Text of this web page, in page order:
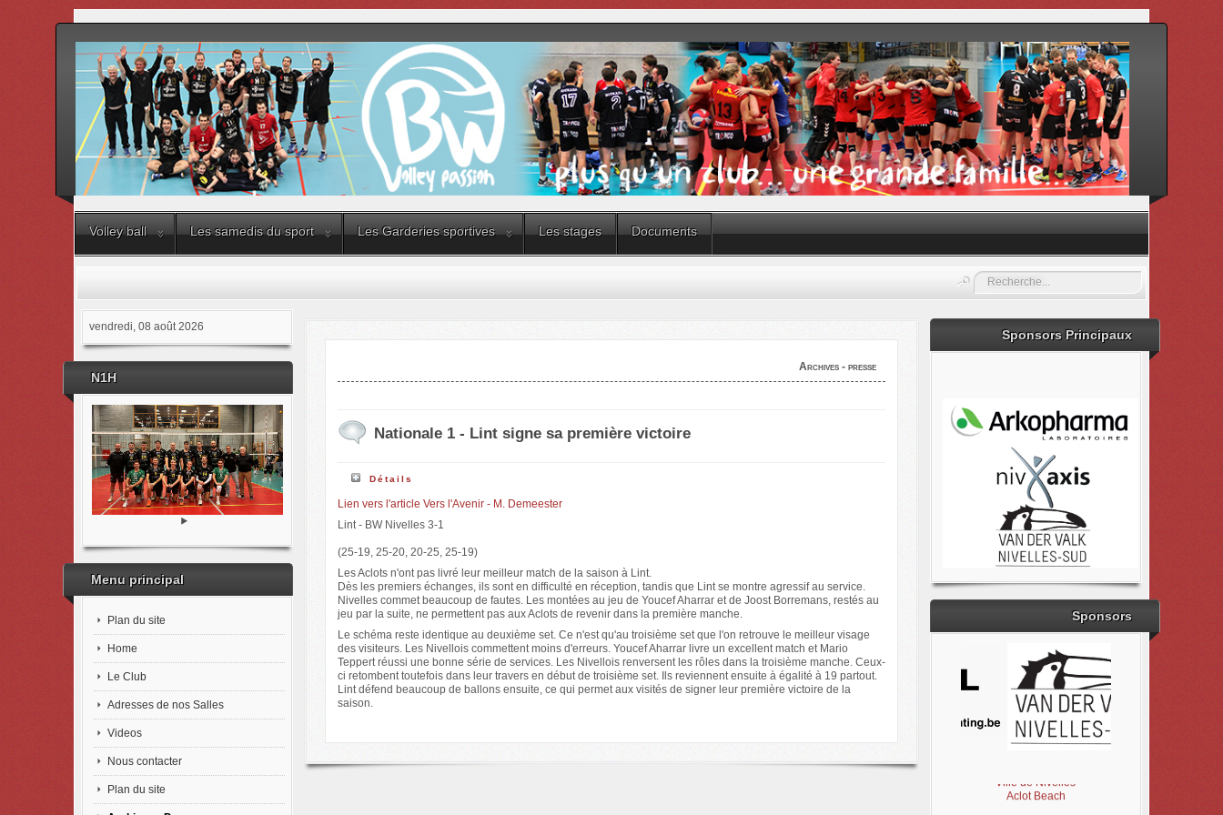
Volley ball Les samedis du sport Les Garderies sportives Les stages Documents
Rechercher
vendredi, 08 août 2026
N1H
Menu principal
Plan du site
Home
Le Club
Adresses de nos Salles
Videos
Nous contacter
Plan du site
Archives - presse
Nationale 1 - Lint signe sa première victoire
Détails
Lien vers l'article Vers l'Avenir - M. Demeester
Lint - BW Nivelles 3-1
(25-19, 25-20, 20-25, 25-19)
Les Aclots n'ont pas livré leur meilleur match de la saison à Lint.
Dès les premiers échanges, ils sont en difficulté en réception, tandis que Lint se montre agressif au service.
Nivelles commet beaucoup de fautes. Les montées au jeu de Youcef Aharrar et de Joost Borremans, restés au
jeu par la suite, ne permettent pas aux Aclots de revenir dans la première manche.
Le schéma reste identique au deuxième set. Ce n'est qu'au troisième set que l'on retrouve le meilleur visage
des visiteurs. Les Nivellois commettent moins d'erreurs. Youcef Aharrar livre un excellent match et Mario
Teppert réussi une bonne série de services. Les Nivellois renversent les rôles dans la troisième manche. Ceux-
ci retombent toutefois dans leur travers en début de troisième set. Ils reviennent ensuite à égalité à 19 partout.
Lint défend beaucoup de ballons ensuite, ce qui permet aux visités de signer leur première victoire de la
saison.
Sponsors Principaux
Sponsors
Aclot Beach